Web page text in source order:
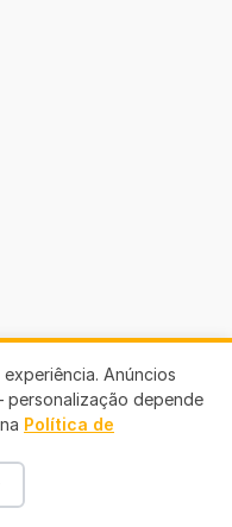
Anúncios
personalização depende
Política de